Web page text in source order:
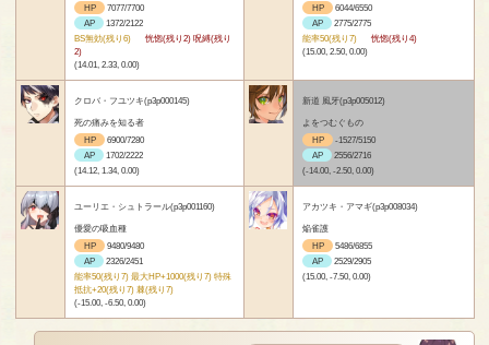
HP
7077/7700
AP
1372/2122
BS無効(残り6)
恍惚(残り2) 呪縛(残り
2)
(14.01, 2.33, 0.00)
HP
6044/6550
AP
2775/2775
能率50(残り7)
恍惚(残り4)
(15.00, 2.50, 0.00)
クロバ・フユツキ(p3p000145)
死の痛みを知る者
HP
6900/7280
AP
1702/2222
(14.12, 1.34, 0.00)
新道 風牙(p3p005012)
よをつむぐもの
HP
-1527/5150
AP
2556/2716
(-14.00, -2.50, 0.00)
ユーリエ・シュトラール(p3p001160)
優愛の吸血種
HP
9480/9480
AP
2326/2451
能率50(残り7) 最大HP+1000(残り7) 特殊
抵抗+20(残り7) 棘(残り7)
(-15.00, -6.50, 0.00)
アカツキ・アマギ(p3p008034)
焔雀護
HP
5486/6855
AP
2529/2905
(15.00, -7.50, 0.00)